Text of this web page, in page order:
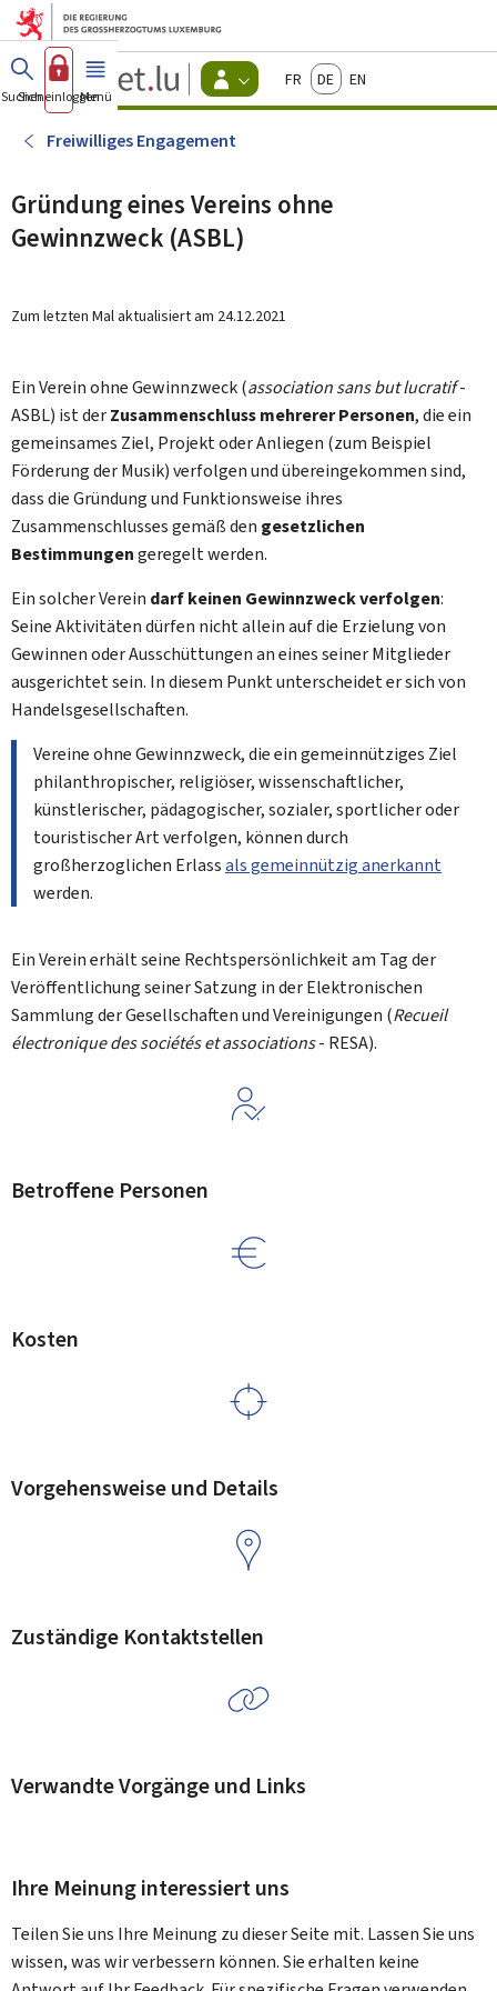
Zum Hauptmenü
Zum Inhalt
Guichet.lu
Changer
d'espace
-
Menu
actif
FrançaisDeutschEnglish
Suchen
Sich einloggen
Menü Haupt-
Freiwilliges Engagement
Gründung eines Vereins ohne
Gewinnzweck (ASBL)
Zum letzten Mal aktualisiert am 24.12.2021
Ein Verein ohne Gewinnzweck (association sans but lucratif-
ASBL) ist derZusammenschluss mehrerer Personen, die ein
gemeinsames Ziel, Projekt oder Anliegen (zum Beispiel
Förderung der Musik) verfolgen und übereingekommen sind,
dass die Gründung und Funktionsweise ihres
Zusammenschlusses gemäß den gesetzlichen
Bestimmungengeregelt werden.
Ein solcher Verein darf keinen Gewinnzweck verfolgen:
Seine Aktivitäten dürfen nicht allein auf die Erzielung von
Gewinnen oder Ausschüttungen an eines seiner Mitglieder
ausgerichtet sein. In diesem Punkt unterscheidet er sich von
Handelsgesellschaften.
Vereine ohne Gewinnzweck, die ein gemeinnütziges Ziel
philanthropischer, religiöser, wissenschaftlicher,
künstlerischer, pädagogischer, sozialer, sportlicher oder
touristischer Art verfolgen, können durch
großherzoglichen Erlassals gemeinnützig anerkannt
werden.
Ein Verein erhält seine Rechtspersönlichkeit am Tag der
Veröffentlichung seiner Satzung in der Elektronischen
Sammlung der Gesellschaften und Vereinigungen (Recueil
électronique des sociétés et associations- RESA).
Betroffene Personen
Kosten
Vorgehensweise und Details
Zuständige Kontaktstellen
Verwandte Vorgänge und Links
Ihre Meinung interessiert uns
Teilen Sie uns Ihre Meinung zu dieser Seite mit. Lassen Sie uns
wissen, was wir verbessern können. Sie erhalten keine